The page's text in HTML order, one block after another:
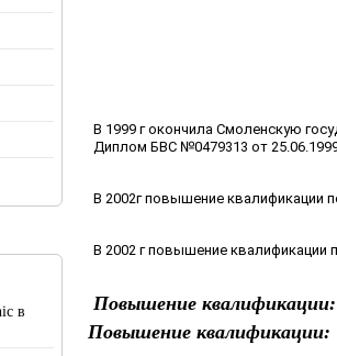
в
В 1999 г окончила Смоленскую
Диплом БВС №0479313 от
В 2002г повышение квалификации
В 2002 г повышение квалификации
Повышение квалификации:
Повышение квалификации: